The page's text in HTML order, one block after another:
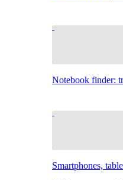
Notebook finder:
Smartphones,